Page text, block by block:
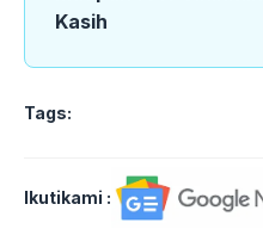
Kasih
Tags:
Ikutikami :